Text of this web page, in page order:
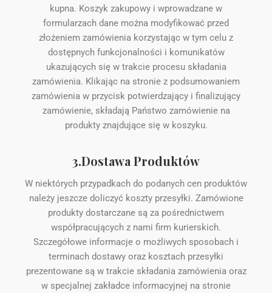
kupna. Koszyk zakupowy i wprowadzane w
formularzach dane można modyfikować przed
złożeniem zamówienia korzystając w tym celu z
dostępnych funkcjonalności i komunikatów
ukazujących się w trakcie procesu składania
zamówienia. Klikając na stronie z podsumowaniem
zamówienia w przycisk potwierdzający i finalizujący
zamówienie, składają Państwo zamówienie na
produkty znajdujące się w koszyku.
3.Dostawa Produktów
W niektórych przypadkach do podanych cen produktów
należy jeszcze doliczyć koszty przesyłki. Zamówione
produkty dostarczane są za pośrednictwem
współpracujących z nami firm kurierskich.
Szczegółowe informacje o możliwych sposobach i
terminach dostawy oraz kosztach przesyłki
prezentowane są w trakcie składania zamówienia oraz
w specjalnej zakładce informacyjnej na stronie